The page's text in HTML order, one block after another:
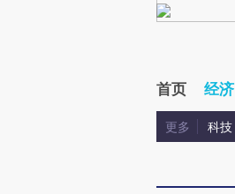
首页 经济
更多 科技